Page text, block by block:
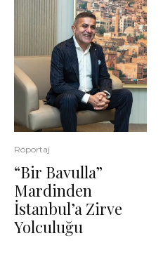
Röportaj
“Bir Bavulla”
Mardinden
İstanbul’a Zirve
Yolculuğu